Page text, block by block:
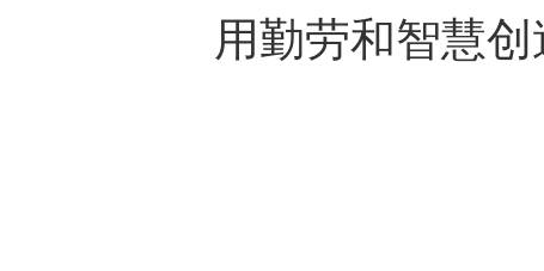
用勤劳和智慧创